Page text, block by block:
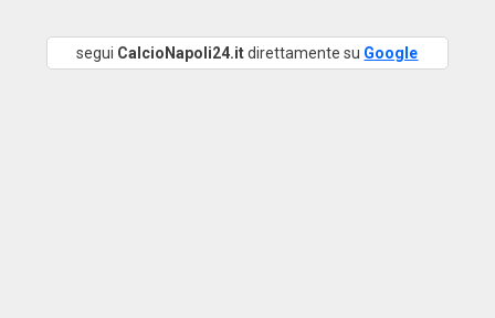
segui CalcioNapoli24.itdirettamente su Google